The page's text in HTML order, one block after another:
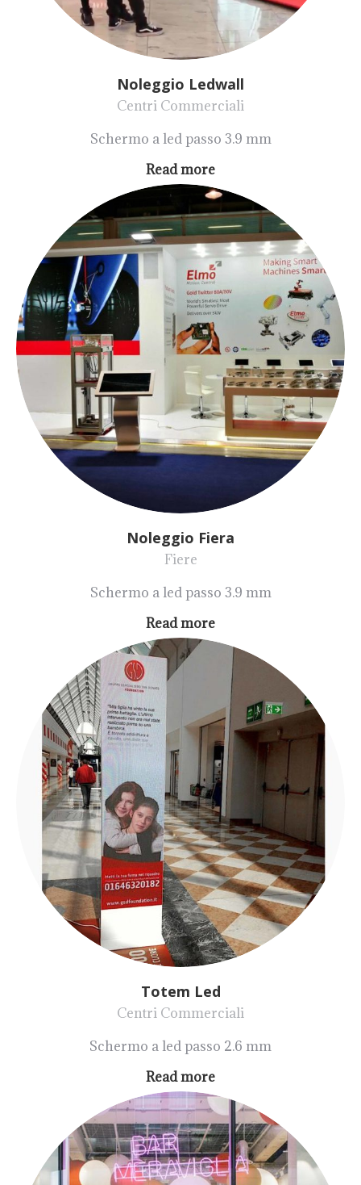
Noleggio Ledwall
Centri Commerciali
Schermo a led passo 3.9 mm
Read more
Noleggio Fiera
Fiere
Schermo a led passo 3.9 mm
Read more
Totem Led
Centri Commerciali
Schermo a led passo 2.6 mm
Read more